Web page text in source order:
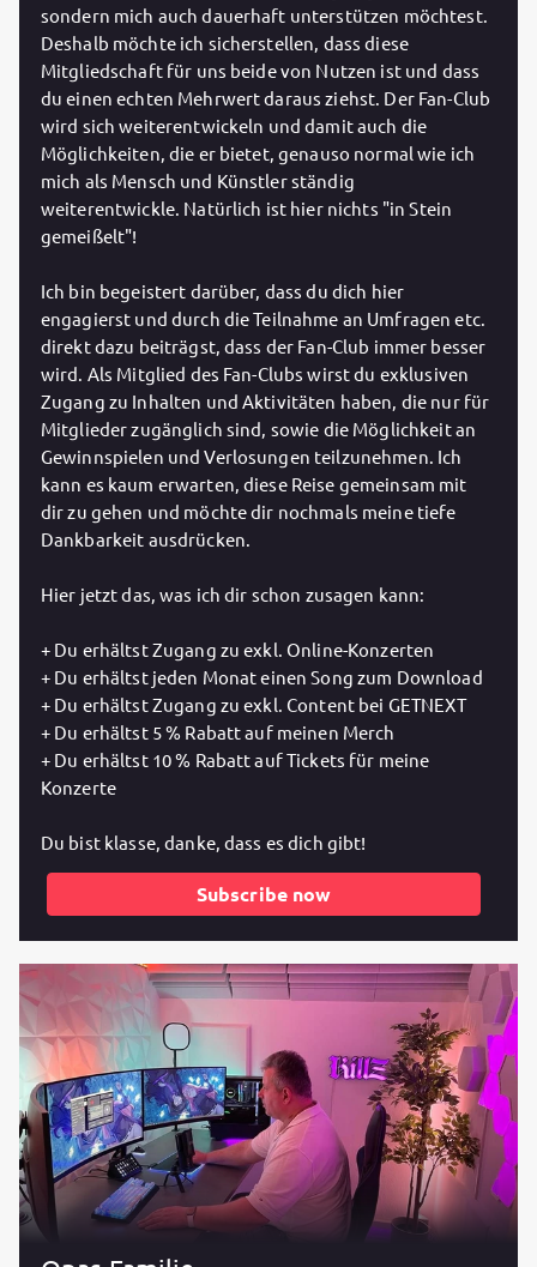
sondern mich auch dauerhaft unterstützen möchtest.
Deshalb möchte ich sicherstellen, dass diese
Mitgliedschaft für uns beide von Nutzen ist und dass
du einen echten Mehrwert daraus ziehst. Der Fan-Club
wird sich weiterentwickeln und damit auch die
Möglichkeiten, die er bietet, genauso normal wie ich
mich als Mensch und Künstler ständig
weiterentwickle. Natürlich ist hier nichts "in Stein
gemeißelt"!
Ich bin begeistert darüber, dass du dich hier
engagierst und durch die Teilnahme an Umfragen etc.
direkt dazu beiträgst, dass der Fan-Club immer besser
wird. Als Mitglied des Fan-Clubs wirst du exklusiven
Zugang zu Inhalten und Aktivitäten haben, die nur für
Mitglieder zugänglich sind, sowie die Möglichkeit an
Gewinnspielen und Verlosungen teilzunehmen. Ich
kann es kaum erwarten, diese Reise gemeinsam mit
dir zu gehen und möchte dir nochmals meine tiefe
Dankbarkeit ausdrücken.
Hier jetzt das, was ich dir schon zusagen kann:
+ Du erhältst Zugang zu exkl. Online-Konzerten
+ Du erhältst jeden Monat einen Song zum Download
+ Du erhältst Zugang zu exkl. Content bei GETNEXT
+ Du erhältst 5 % Rabatt auf meinen Merch
+ Du erhältst 10 % Rabatt auf Tickets für meine
Konzerte
Du bist klasse, danke, dass es dich gibt!
Subscribe now